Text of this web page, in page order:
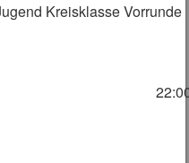
Kreisklasse Vorrunde